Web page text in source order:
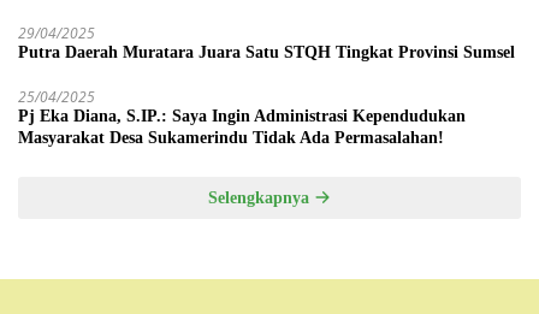
29/04/2025
Putra Daerah Muratara Juara Satu STQH Tingkat Provinsi Sumsel
25/04/2025
Pj Eka Diana, S.IP.: Saya Ingin Administrasi Kependudukan
Masyarakat Desa Sukamerindu Tidak Ada Permasalahan!
Selengkapnya